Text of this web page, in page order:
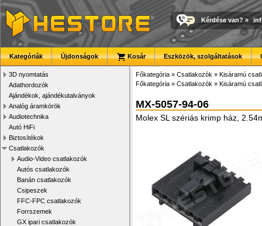
Kérdése van? »
Kategóriák Újdonságok Kosár Eszközök, szolgáltatások
3D nyomtatás
Adathordozók
Ajándékok, ajándékutalványok
Analóg áramkörök
Audiotechnika
Autó HiFi
Biztosítékok
Csatlakozók
Audio-Video csatlakozók
Autós csatlakozók
Banán csatlakozók
Csipeszek
FFC-FPC csatlakozók
Forrszemek
GX ipari csatlakozók
Főkategória » Csatlakozók » Kisáramú
Főkategória » Csatlakozók » Kisáramú
MX-5057-94-06
Molex SL szériás krimp ház,